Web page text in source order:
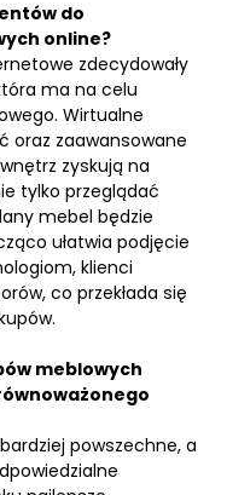
do
online?
zdecydowały
ma na celu
Wirtualne
oraz zaawansowane
zyskują na
tylko przeglądać
mebel będzie
ułatwia podjęcie
klienci
co przekłada się
meblowych
powszechne, a